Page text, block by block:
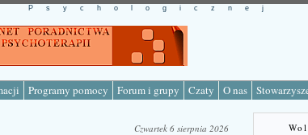
Programy pomocy Forum i grupy Czaty O nas
Psychologicznej
Czwartek 6 sierpnia 2026